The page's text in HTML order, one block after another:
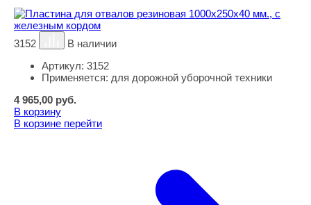
3152
В наличии
Артикул: 3152
Применяется: для дорожной уборочной техники
4 965,00 руб.
В корзину
В корзине перейти